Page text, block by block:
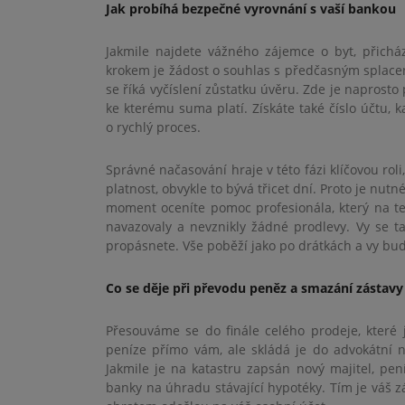
Jak probíhá bezpečné vyrovnání s vaší bankou
Jakmile najdete vážného zájemce o byt,
krokem je žádost o souhlas s předčasným
se říká vyčíslení zůstatku úvěru. Zde je
ke kterému suma platí. Získáte také číslo účtu,
o rychlý proces.
Správné načasování hraje v této fázi klíčovou
platnost, obvykle to bývá třicet dní. Proto je
moment oceníte pomoc profesionála, který na
navazovaly a nevznikly žádné prodlevy. Vy
propásnete. Vše poběží jako po drátkách a vy
Co se děje při převodu peněz a smazání zástavy
Přesouváme se do finále celého prodeje,
peníze přímo vám, ale skládá je do advokátní
Jakmile je na katastru zapsán nový majitel,
banky na úhradu stávající hypotéky. Tím je váš